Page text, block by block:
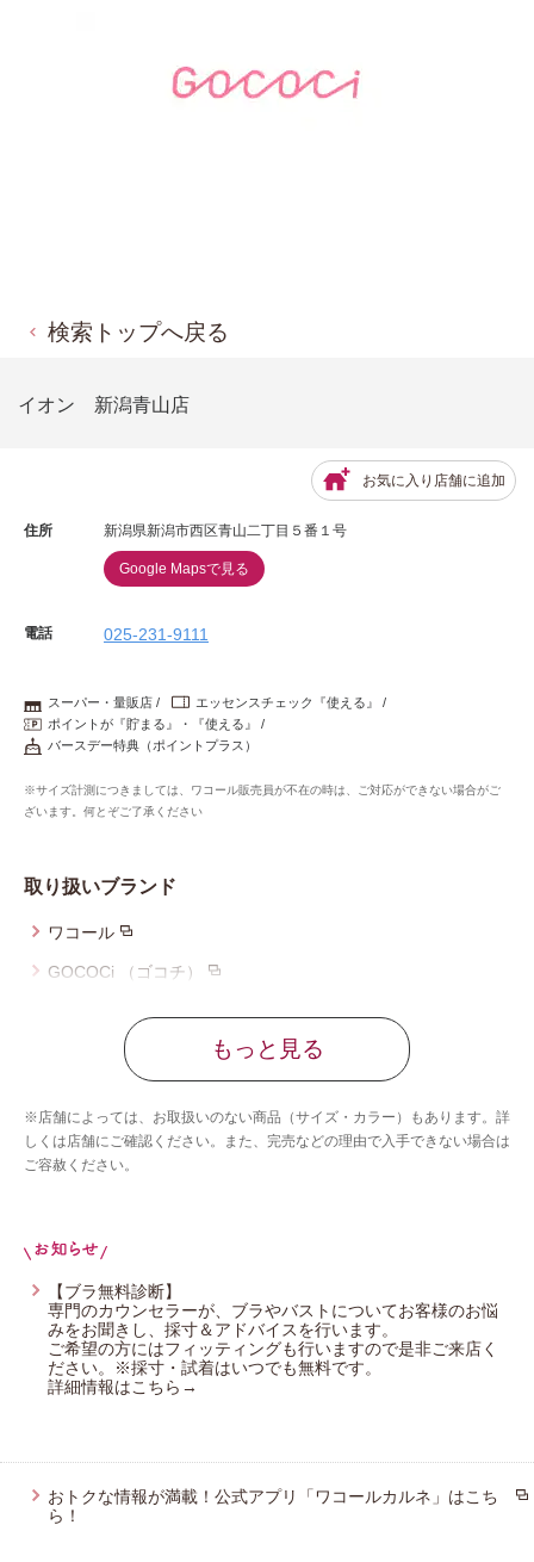
検索トップへ戻る
イオン 新潟青山店
お気に入り店舗に追加
住所 新潟県新潟市西区青山二丁目５番１号
Google Mapsで見る
電話 025-231-9111
スーパー・量販店
エッセンスチェック『使える』
ポイントが『貯まる』・『使える』
バースデー特典（ポイントプラス）
※サイズ計測につきましては、ワコール販売員が不在の時は、ご対応ができない場合がご
ざいます。何とぞご了承ください
取り扱いブランド
ワコール
GOCOCi （ゴコチ）
ウイング／レシアージュ
ウイング／ティーン
ブロス バイ ワコールメン
ウイング／フフ
CW-X
もっと見る
※店舗によっては、お取扱いのない商品（サイズ・カラー）もあります。詳
しくは店舗にご確認ください。また、完売などの理由で入手できない場合は
ご容赦ください。
【ブラ無料診断】
専門のカウンセラーが、ブラやバストについてお客様のお悩
みをお聞きし、採寸＆アドバイスを行います。
ご希望の方にはフィッティングも行いますので是非ご来店く
ださい。※採寸・試着はいつでも無料です。
詳細情報はこちら→
おトクな情報が満載！公式アプリ「ワコールカルネ」はこち
ら！